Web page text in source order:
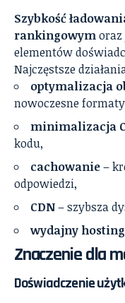
Szybkość
rankingowym
elementów
Najczęstsze
optymalizacja
nowoczesne
minimalizacja
kodu,
cachowanie–
odpowiedzi,
CDN– szybsza
wydajny hosting
Znaczenie dla
Doświadczenie